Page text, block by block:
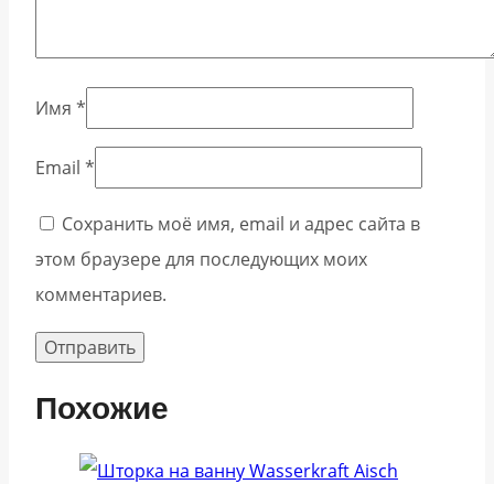
Имя *
Email *
Сохранить моё имя, email и адрес сайта в
этом браузере для последующих моих
комментариев.
Похожие